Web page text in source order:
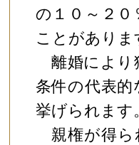
の１０～２
ことがありま
離婚により
条件の代表
挙げられます。
親権が得ら